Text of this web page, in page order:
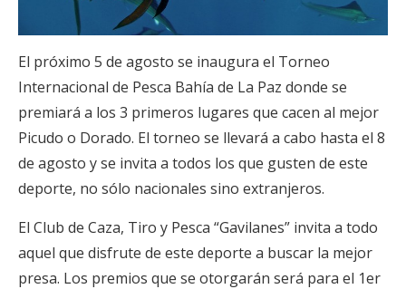
El próximo 5 de agosto se inaugura el Torneo
Internacional de Pesca Bahía de La Paz donde se
premiará a los 3 primeros lugares que cacen al mejor
Picudo o Dorado. El torneo se llevará a cabo hasta el 8
de agosto y se invita a todos los que gusten de este
deporte, no sólo nacionales sino extranjeros.
El Club de Caza, Tiro y Pesca “Gavilanes” invita a todo
aquel que disfrute de este deporte a buscar la mejor
presa. Los premios que se otorgarán será para el 1er